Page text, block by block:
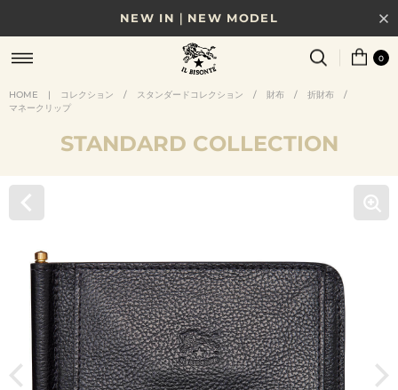
NEW IN｜NEW MODEL
8/17(月)10時まで｜税込11,000円以上で送料無料
贈る相手やシーンから選べる、新しいギフトガイド
0
HOME | コレクション / スタンダードコレクション / 財布 / 折財布
/
マネークリップ
STANDARD COLLECTION